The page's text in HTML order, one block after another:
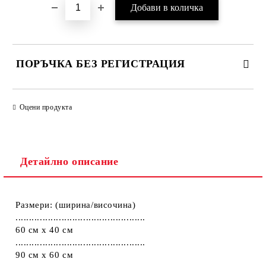
ПОРЪЧКА БЕЗ РЕГИСТРАЦИЯ
Ние ще се свържем с вас в рамките на работния ден.
Оцени продукта
Детайлно описание
Размери: (ширина/височина)
................................................
60 см х 40 см
................................................
90 см х 60 см